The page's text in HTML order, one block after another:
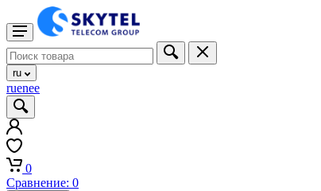
ru
ruenee
0
Сравнение: 0